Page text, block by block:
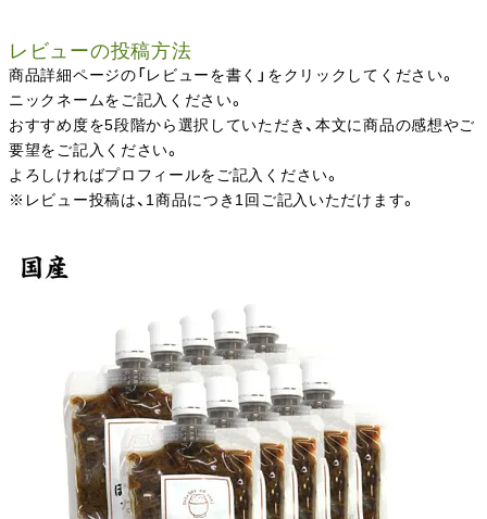
レビューの投稿方法
商品詳細ページの「レビューを書く」をクリックしてください。
ニックネームをご記入ください。
おすすめ度を5段階から選択していただき、本文に商品の感想やご
要望をご記入ください。
よろしければプロフィールをご記入ください。
※レビュー投稿は、1商品につき1回ご記入いただけます。